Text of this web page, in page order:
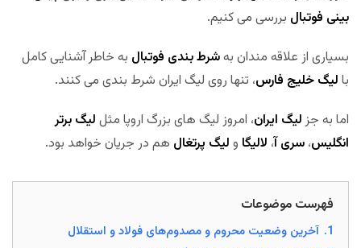
بینی فوتبال بررسی می کنیم.
بسیاری از علاقه مندان بهشرط بندی فوتبال به خاطر آشنایی کامل
با لیگ خلیج فارس، تنها روی لیگ ایران شرط بندی می کنند.
اما به جز لیگ ایران، امروز لیگ های بزرگ اروپا مثل لیگ برتر
انگلیس، سری آ، لالیگا و لیگ پرتغال هم در جریان خواهد بود.
فهرست موضوعات
1. آخرین وضعیت محروم و مصدوم‌های فولاد و استقلال